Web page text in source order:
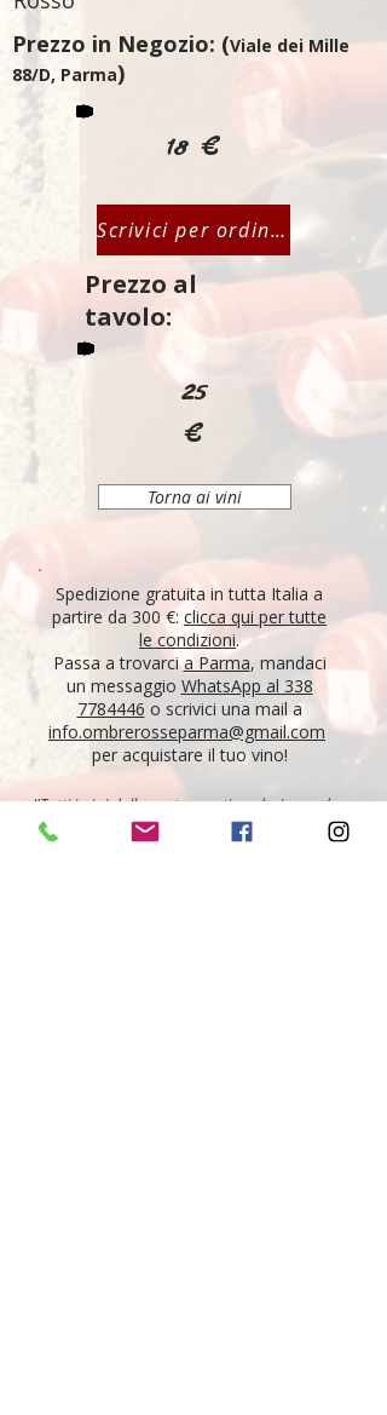
Prezzo in Negozio: (Viale dei Mille
88/D, Parma)
18 €
Scrivici per ordinare
Prezzo al
tavolo:
25
€
Torna ai vini
Spedizione gratuita in tutta Italia a
partire da 300 €: clicca qui per tutte
le condizioni.
Passa a trovarcia Parma, mandaci
un messaggio WhatsApp al 338
7784446 o scrivici una mail a
info.ombrerosseparma@gmail.com
per acquistare il tuo vino!
"Tutti i vini della nostra cantina derivano da un
lungo percorso di ricerca, iniziato nel 1995 con